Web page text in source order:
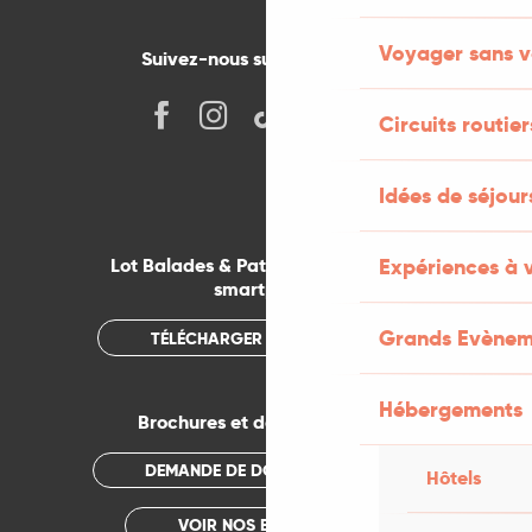
Voyager sans
Circuits
Idées de
Expériences à
Grands
Hébergements
Hôtels
Suivez-nous sur les réseaux !
Lot Balades & Patrimoines sur votre
smartphone
TÉLÉCHARGER L'APPLICATION
Brochures et documentations
DEMANDE DE DOCUMENTATION
VOIR NOS BROCHURES